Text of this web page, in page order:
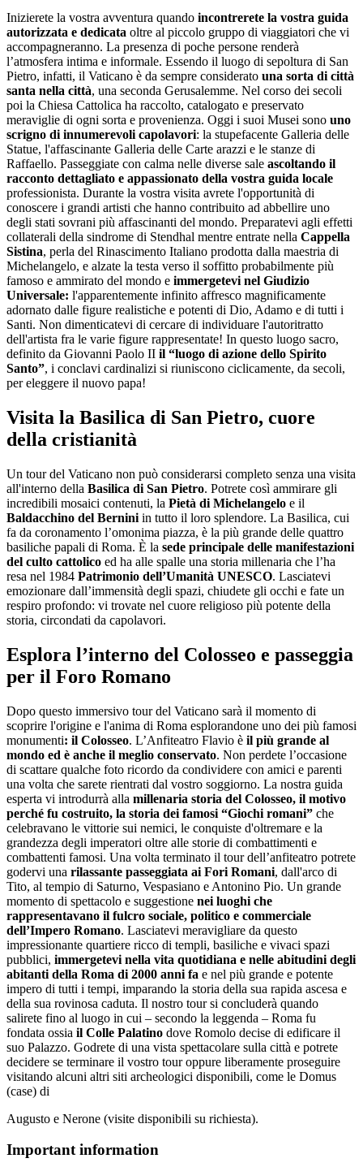
Inizierete la vostra avventura quando incontrerete la vostra guida
autorizzata e dedicata oltre al piccolo gruppo di viaggiatori che vi
accompagneranno. La presenza di poche persone renderà
l’atmosfera intima e informale. Essendo il luogo di sepoltura di San
Pietro, infatti, il Vaticano è da sempre considerato una sorta di città
santa nella città, una seconda Gerusalemme. Nel corso dei secoli
poi la Chiesa Cattolica ha raccolto, catalogato e preservato
meraviglie di ogni sorta e provenienza. Oggi i suoi Musei sono uno
scrigno di innumerevoli capolavori: la stupefacente Galleria delle
Statue, l'affascinante Galleria delle Carte arazzi e le stanze di
Raffaello. Passeggiate con calma nelle diverse sale ascoltando il
racconto dettagliato e appassionato della vostra guida locale
professionista. Durante la vostra visita avrete l'opportunità di
conoscere i grandi artisti che hanno contribuito ad abbellire uno
degli stati sovrani più affascinanti del mondo. Preparatevi agli effetti
collaterali della sindrome di Stendhal mentre entrate nella Cappella
Sistina, perla del Rinascimento Italiano prodotta dalla maestria di
Michelangelo, e alzate la testa verso il soffitto probabilmente più
famoso e ammirato del mondo e immergetevi nel Giudizio
Universale: l'apparentemente infinito affresco magnificamente
adornato dalle figure realistiche e potenti di Dio, Adamo e di tutti i
Santi. Non dimenticatevi di cercare di individuare l'autoritratto
dell'artista fra le varie figure rappresentate! In questo luogo sacro,
definito da Giovanni Paolo II il “luogo di azione dello Spirito
Santo”, i conclavi cardinalizi si riuniscono ciclicamente, da secoli,
per eleggere il nuovo papa!
Visita la Basilica di San Pietro, cuore
della cristianità
Un tour del Vaticano non può considerarsi completo senza una visita
all'interno della Basilica di San Pietro. Potrete così ammirare gli
incredibili mosaici contenuti, la Pietà di Michelangelo e il
Baldacchino del Bernini in tutto il loro splendore. La Basilica, cui
fa da coronamento l’omonima piazza, è la più grande delle quattro
basiliche papali di Roma. È la sede principale delle manifestazioni
del culto cattolico ed ha alle spalle una storia millenaria che l’ha
resa nel 1984 Patrimonio dell’Umanità UNESCO. Lasciatevi
emozionare dall’immensità degli spazi, chiudete gli occhi e fate un
respiro profondo: vi trovate nel cuore religioso più potente della
storia, circondati da capolavori.
Esplora l’interno del Colosseo e passeggia
per il Foro Romano
Dopo questo immersivo tour del Vaticano sarà il momento di
scoprire l'origine e l'anima di Roma esplorandone uno dei più famosi
monumenti: il Colosseo. L’Anfiteatro Flavio è il più grande al
mondo ed è anche il meglio conservato. Non perdete l’occasione
di scattare qualche foto ricordo da condividere con amici e parenti
una volta che sarete rientrati dal vostro soggiorno. La nostra guida
esperta vi introdurrà alla millenaria storia del Colosseo, il motivo
perché fu costruito, la storia dei famosi “Giochi romani” che
celebravano le vittorie sui nemici, le conquiste d'oltremare e la
grandezza degli imperatori oltre alle storie di combattimenti e
combattenti famosi. Una volta terminato il tour dell’anfiteatro potrete
godervi una rilassante passeggiata ai Fori Romani, dall'arco di
Tito, al tempio di Saturno, Vespasiano e Antonino Pio. Un grande
momento di spettacolo e suggestione nei luoghi che
rappresentavano il fulcro sociale, politico e commerciale
dell’Impero Romano. Lasciatevi meravigliare da questo
impressionante quartiere ricco di templi, basiliche e vivaci spazi
pubblici, immergetevi nella vita quotidiana e nelle abitudini degli
abitanti della Roma di 2000 anni fa e nel più grande e potente
impero di tutti i tempi, imparando la storia della sua rapida ascesa e
della sua rovinosa caduta. Il nostro tour si concluderà quando
salirete fino al luogo in cui – secondo la leggenda – Roma fu
fondata ossia il Colle Palatino dove Romolo decise di edificare il
suo Palazzo. Godrete di una vista spettacolare sulla città e potrete
decidere se terminare il vostro tour oppure liberamente proseguire
visitando alcuni altri siti archeologici disponibili, come le Domus
(case) di
Augusto e Nerone (visite disponibili su richiesta).
Important information